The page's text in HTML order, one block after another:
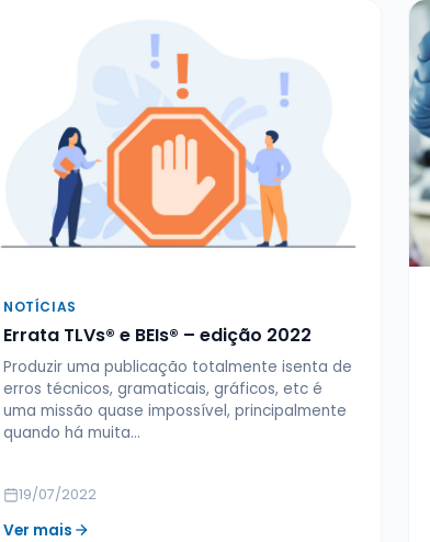
NOTÍCIAS
Errata TLVs® e BEIs® – edição 2022
Produzir uma publicação totalmente isenta de
erros técnicos, gramaticais, gráficos, etc é
uma missão quase impossível, principalmente
quando há muita…
19/07/2022
Ver mais